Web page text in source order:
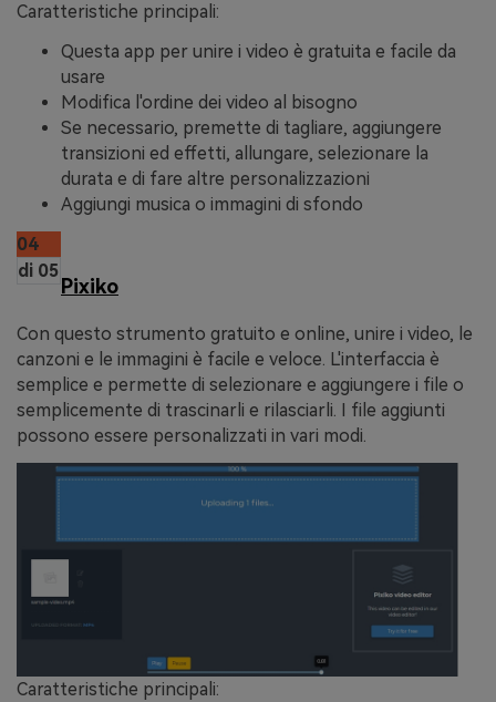
Caratteristiche principali:
Questa app per unire i video è gratuita e facile da
usare
Modifica l'ordine dei video al bisogno
Se necessario, premette di tagliare, aggiungere
transizioni ed effetti, allungare, selezionare la
durata e di fare altre personalizzazioni
Aggiungi musica o immagini di sfondo
04
di 05
Pixiko
Con questo strumento gratuito e online, unire i video, le
canzoni e le immagini è facile e veloce. L'interfaccia è
semplice e permette di selezionare e aggiungere i file o
semplicemente di trascinarli e rilasciarli. I file aggiunti
possono essere personalizzati in vari modi.
Caratteristiche principali: